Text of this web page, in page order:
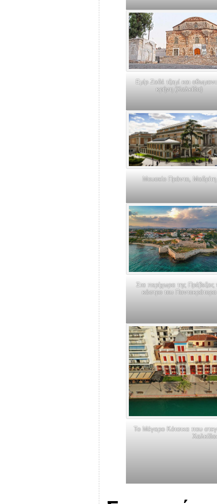
Εμίρ Ζαδέ τζαμί και
κρήνη (Χαλκίδα)
Μουσείο Πράντο, Μαδρίτη
Στα περίχωρα της Πρέβεζας
κάστρο του Παντοκράτορα
Το Μέγαρο Κότσικα που